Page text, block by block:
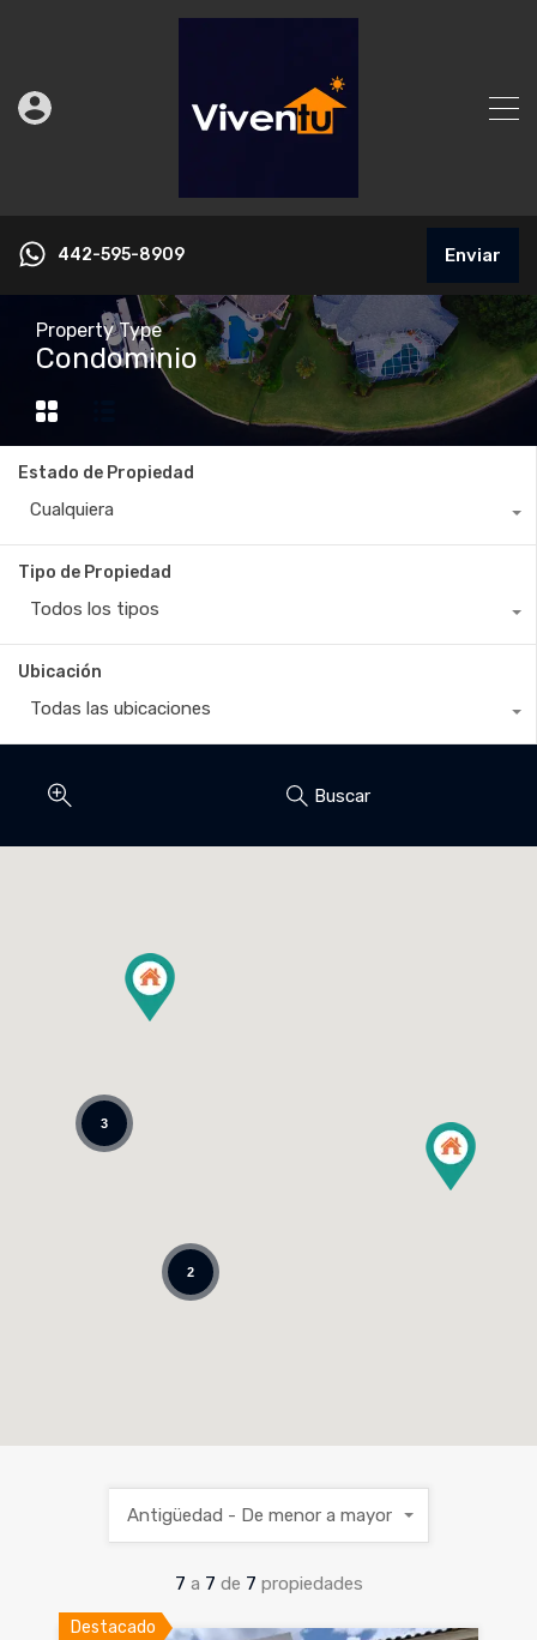
442-595-8909 Enviar
Property Type
Condominio
Estado de Propiedad
Cualquiera
Tipo de Propiedad
Todos los tipos
Ubicación
Todas las ubicaciones
Buscar
2
3
7 a 7 de 7 propiedades
Antigüedad - De menor a mayor
Destacado